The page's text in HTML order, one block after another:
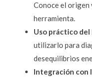
Conoce el origen
herramienta.
Uso práctico
utilizarlo para
desequilibrios
Integración con